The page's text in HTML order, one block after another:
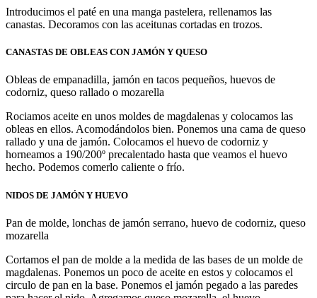
Introducimos el paté en una manga pastelera, rellenamos las
canastas. Decoramos con las aceitunas cortadas en trozos.
CANASTAS DE OBLEAS CON JAMÓN Y QUESO
Obleas de empanadilla, jamón en tacos pequeños, huevos de
codorniz, queso rallado o mozarella
Rociamos aceite en unos moldes de magdalenas y colocamos las
obleas en ellos. Acomodándolos bien. Ponemos una cama de queso
rallado y una de jamón. Colocamos el huevo de codorniz y
horneamos a 190/200º precalentado hasta que veamos el huevo
hecho. Podemos comerlo caliente o frío.
NIDOS DE JAMÓN Y HUEVO
Pan de molde, lonchas de jamón serrano, huevo de codorniz, queso
mozarella
Cortamos el pan de molde a la medida de las bases de un molde de
magdalenas. Ponemos un poco de aceite en estos y colocamos el
circulo de pan en la base. Ponemos el jamón pegado a las paredes